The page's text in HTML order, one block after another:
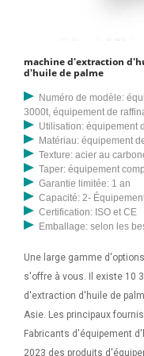
machine d'extraction
d'huile de palme
Numéro de modèle:
3000t, équipement de
Utilisation: équipement
Matériau: équipement
Texture: acier au
Taper: équipement
Garantie limitée: 1 an
Capacité: 2-
Certification: ISO et CE
Emballage: selon les
Une large gamme
s'offre à vous. Il existe 10
d'extraction d'huile de
Asie. Les principaux
Fabricants d'équipement
2023 des produits